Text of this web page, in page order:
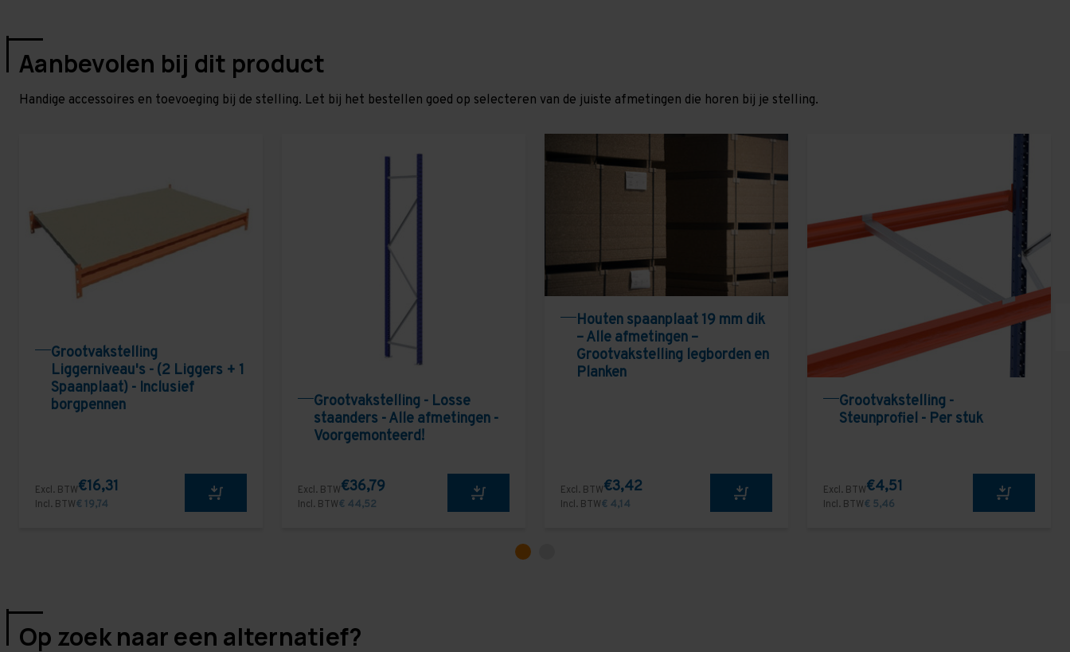
Aanbevolen bij dit product
Handige accessoires en toevoeging bij de stelling. Let bij het bestellen goed op selecteren van de juiste afmetingen die horen bij je stelling.
Grootvakstelling
Liggerniveau's - (2 Liggers + 1
Spaanplaat) - Inclusief
borgpennen
Excl. BTW€16,31
Incl. BTW€ 19,74
Grootvakstelling - Losse
staanders - Alle afmetingen -
Voorgemonteerd!
Excl. BTW€36,79
Incl. BTW€ 44,52
Houten spaanplaat 19 mm dik
– Alle afmetingen –
Grootvakstelling legborden en
Planken
Excl. BTW€3,42
Incl. BTW€ 4,14
Grootvakstelling -
Steunprofiel - Per stuk
Excl. BTW€4,51
Incl. BTW€ 5,46
Op zoek naar een alternatief?